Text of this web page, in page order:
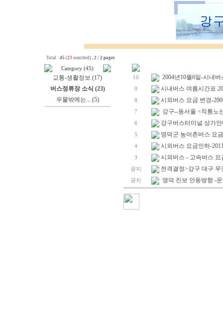
Total : 45 (23 searched) , 2 / 2 pages
Category (45)
교통-생활정보 (17)
버스정류장 소식 (23)
우물밖에는... (5)
10 2004년10월6일-시내
9 시내버스 여름시간표
8 시외버스 요금 변경-
7 강구--동서울 <직통노
6 강구버스터미널 상가안
5 영덕군 농어촌버스 요
4 시외버스 요금인하-
3 시외버스 - 고속버스 요
공지 전격결정>강구 대구 무
공지 영덕 진보 안동방향 -